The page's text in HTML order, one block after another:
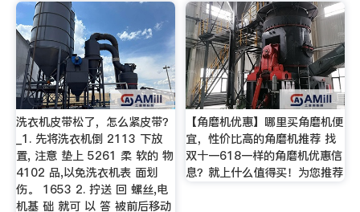
洗衣机皮带松了，怎么紧皮带？
_1. 先将洗衣机倒 2113 下放
置, 注意 垫上 5261 柔 软的 物
4102 品,以免洗衣机表 面划
伤。 1653 2. 拧送 回 螺丝,电
机基 础 就可 以 答 被前后移动
【角磨机优惠】哪里买角磨机便
宜，性价比高的角磨机推荐 找
双十一618一样的角磨机优惠信
息？就上什么值得买！为您推荐